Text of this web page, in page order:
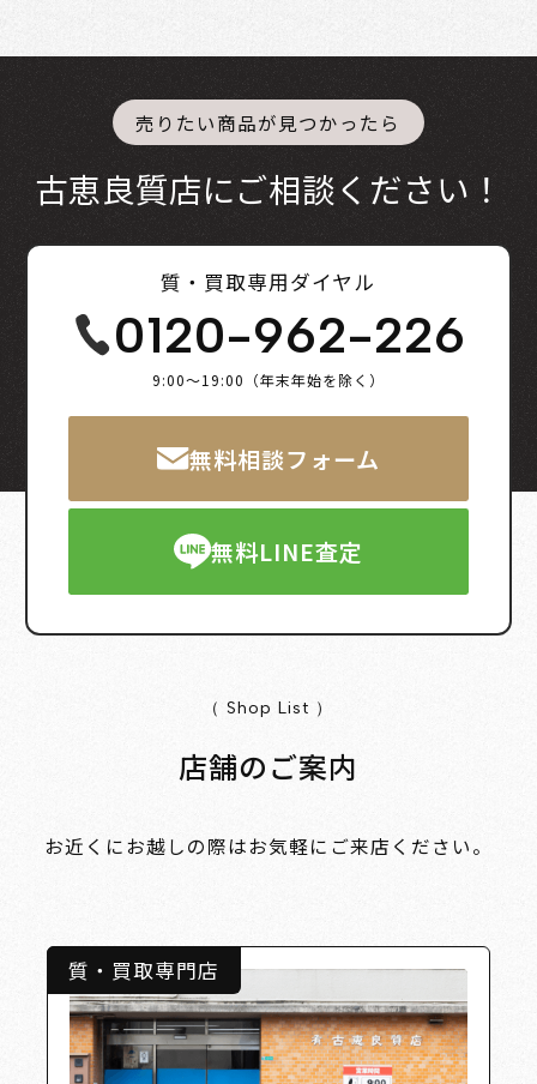
売りたい商品が見つかったら
古恵良質店にご相談ください！
質・買取専用ダイヤル
0120-962-226
9:00～19:00（年末年始を除く）
無料相談フォーム
無料LINE査定
（ Shop List ）
店舗のご案内
お近くにお越しの際はお気軽にご来店ください。
質・買取専門店